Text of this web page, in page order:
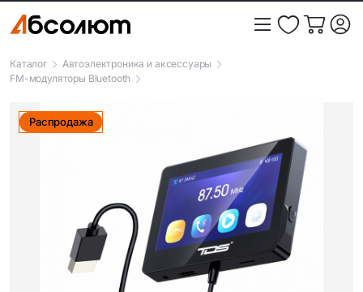
Каталог
Автоэлектроника и аксессуары
FM-модуляторы Bluetooth
Распродажа